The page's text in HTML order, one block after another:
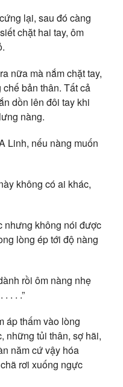
lại, sau đó càng
chặt hai tay, ôm
nữa mà nắm chặt tay,
bản thân. Tất cả
dồn lên đôi tay khi
nàng.
Linh, nếu nàng muốn
không có ai khác,
nhưng không nói được
lòng ép tới độ nàng
rồi ôm nàng nhẹ
. . .”
áp thấm vào lòng
những tủi thân, sợ hãi,
năm cứ vậy hóa
rơi xuống ngực